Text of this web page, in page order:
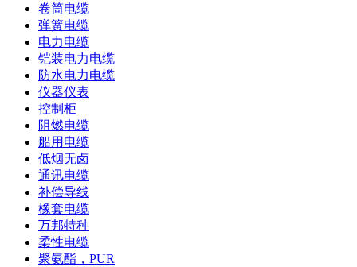
卷筒电缆
弹簧电缆
电力电缆
铠装电力电缆
防水电力电缆
仪器仪表
控制柜
阻燃电缆
船用电缆
低烟无卤
通讯电缆
补偿导线
橡套电缆
万邦特种
柔性电缆
聚氨酯，PUR